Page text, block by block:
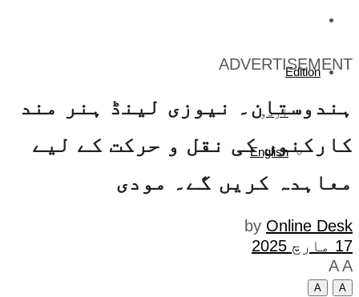
Edition
اردو
English
ADVERTISEMENT
ہندوستان۔ نیوزی لینڈ ہنر مند
کارکنوں کی نقل و حرکت کے لیے
معاہدہ کریں گے۔ مودی
by Online Desk
17 مارچ 2025
A A
A
A